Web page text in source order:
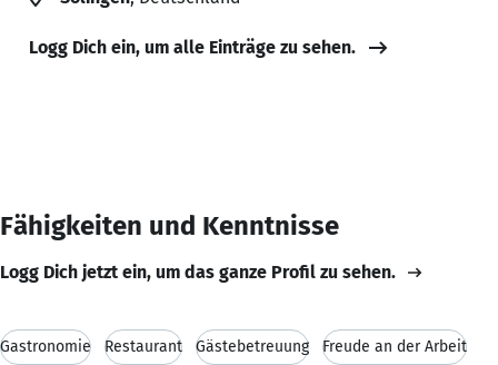
Logg Dich ein, um alle Einträge zu sehen.
Fähigkeiten und Kenntnisse
Logg Dich jetzt ein, um das ganze Profil zu sehen.
Gastronomie Restaurant Gästebetreuung Freude an der Arbeit